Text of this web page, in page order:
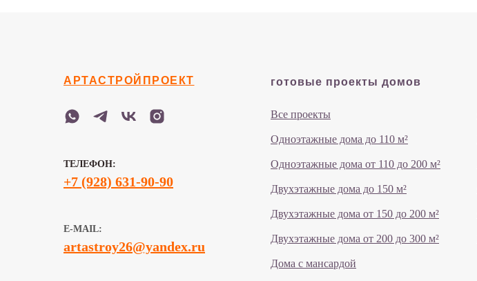
АРТАСТРОЙПРОЕКТ
ТЕЛЕФОН:
+7 (928) 631-90-90
E-MAIL:
artastroy26@yandex.ru
готовые проекты домов
Все проекты
Одноэтажные дома до 110 м²
Одноэтажные дома от 110 до 200 м²
Двухэтажные дома до 150 м²
Двухэтажные дома от 150 до 200 м²
Двухэтажные дома от 200 до 300 м²
Дома с мансардой